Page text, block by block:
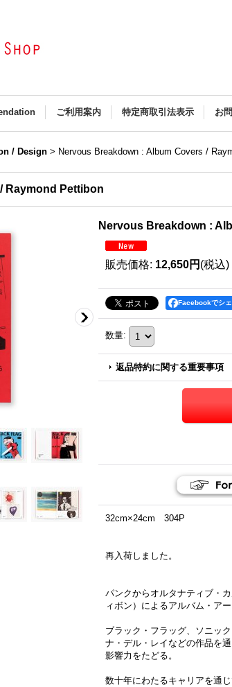
ご利用案内 特定商取引法表示 お
/ Design > Nervous Breakdown : Album Covers /
Raymond Pettibon
Nervous Breakdown :
販売価格: 12,650円 (税込)
Facebookでシ
数量:
返品特約に関する重要事項
32cm×24cm 304P
再入荷しました。
パンクからオルタナティブ・
ィボン）によるアルバム・ア
ブラック・フラッグ、ソニッ
ナ・デル・レイなどの作品を
影響力をたどる。
数十年にわたるキャリアを通